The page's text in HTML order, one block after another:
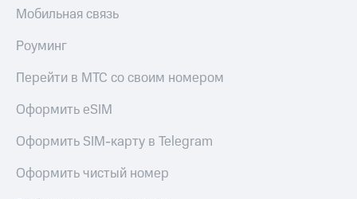
Мобильная связь
Роуминг
Перейти в МТС со своим номером
Оформить eSIM
Оформить SIM-карту в Telegram
Оформить чистый номер